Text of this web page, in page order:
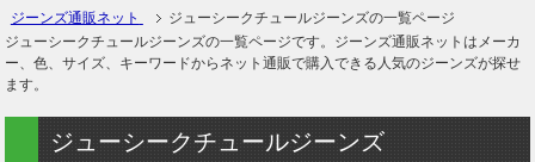
ジーンズ通販ネット
ジューシークチュールジーンズの一覧ページ
ジューシークチュールジーンズの一覧ページです。ジーンズ通販ネットはメーカ
ー、色、サイズ、キーワードからネット通販で購入できる人気のジーンズが探せ
ます。
ジューシークチュールジーンズ